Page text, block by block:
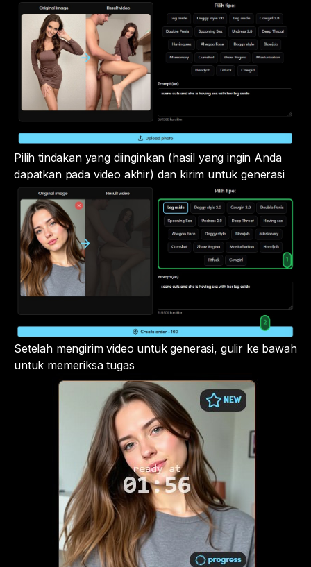
Pilih tindakan yang diinginkan (hasil yang ingin Anda
dapatkan pada video akhir) dan kirim untuk generasi
Setelah mengirim video untuk generasi, gulir ke bawah
untuk memeriksa tugas